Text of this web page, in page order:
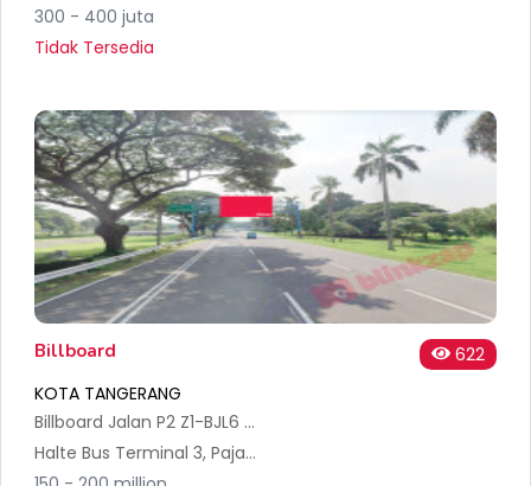
300 - 400 juta
Tidak Tersedia
Billboard
622
KOTA TANGERANG
Billboard Jalan P2 Z1-BJL6 - Bandara Soekarno Hatta International
Halte Bus Terminal 3, Pajang, Kec. Benda, Kota Tangerang, Banten, Indonesia